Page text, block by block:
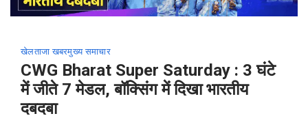
खेलताजा खबरमुख्य समाचार
CWG Bharat Super Saturday : 3 घंटे
में जीते 7 मेडल, बॉक्सिंग में दिखा भारतीय
दबदबा